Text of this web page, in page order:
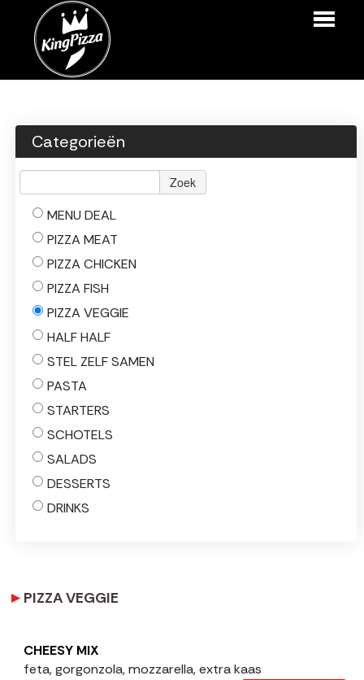
BESTELLEN
MENU
LOGIN
CONTACT
Categorieën
Zoek
MENU DEAL
PIZZA MEAT
PIZZA CHICKEN
PIZZA FISH
PIZZA VEGGIE
HALF HALF
STEL ZELF SAMEN
PASTA
STARTERS
SCHOTELS
SALADS
DESSERTS
DRINKS
PIZZA VEGGIE
CHEESY MIX
feta, gorgonzola, mozzarella, extra kaas